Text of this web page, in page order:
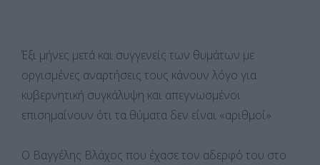
Έξι μήνες μετά και συγγενείς των θυμάτων με
οργισμένες αναρτήσεις τους κάνουν λόγο για
κυβερνητική συγκάλυψη και απεγνωσμένοι
επισημαίνουν ότι τα θύματα δεν είναι «αριθμοί».
Ο Βαγγέλης Βλάχος που έχασε τον αδερφό του στο